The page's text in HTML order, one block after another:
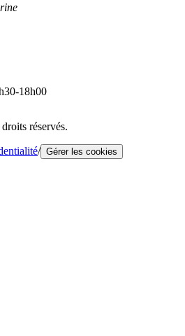
18h00
réservés.
/ Gérer les cookies